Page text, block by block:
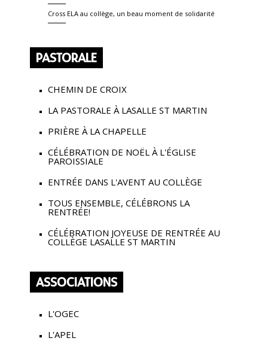
Cross ELA au collège, un beau moment de solidarité
PASTORALE
CHEMIN DE CROIX
LA PASTORALE À LASALLE ST MARTIN
PRIÈRE À LA CHAPELLE
CÉLÉBRATION DE NOËL À L'ÉGLISE
PAROISSIALE
ENTRÉE DANS L'AVENT AU COLLÈGE
TOUS ENSEMBLE, CÉLÉBRONS LA
RENTRÉE!
CÉLÉBRATION JOYEUSE DE RENTRÉE AU
COLLÈGE LASALLE ST MARTIN
ASSOCIATIONS
L'OGEC
L'APEL